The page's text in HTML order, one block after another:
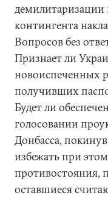
демилитаризации
контингента
Вопросов без
Признает ли
новоиспеченных
получивших
Будет ли
голосовании
Донбасса,
избежать при
противостояния,
оставшиеся